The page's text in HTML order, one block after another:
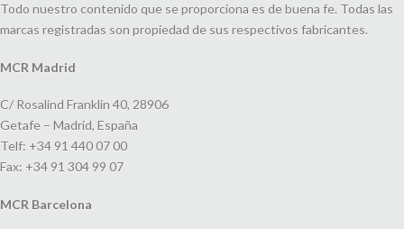
Todo nuestro contenido que se proporciona es de buena fe. Todas las
marcas registradas son propiedad de sus respectivos fabricantes.
MCR Madrid
C/ Rosalind Franklin 40, 28906
Getafe – Madrid, España
Telf: +34 91 440 07 00
Fax: +34 91 304 99 07
MCR Barcelona